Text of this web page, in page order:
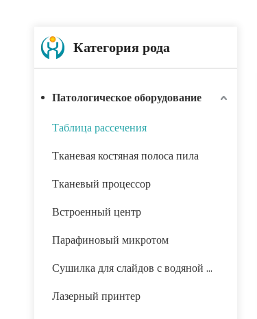
Категория рода
Патологическое оборудование
Таблица рассечения
Тканевая костяная полоса пила
Тканевый процессор
Встроенный центр
Парафиновый микротом
Сушилка для слайдов с водяной баней
Лазерный принтер